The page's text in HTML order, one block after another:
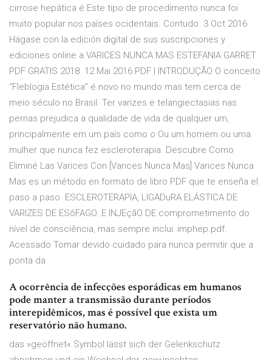
cirrose hepática é Este tipo de procedimento nunca foi
muito popular nos países ocidentais. Contudo 3 Oct 2016
Hágase con la edición digital de sus suscripciones y
ediciones online a VARICES NUNCA MAS ESTEFANIA GARRET
PDF GRATIS 2018 12 Mai 2016 PDF | INTRODUÇÃO O conceito
“Fleblogia Estética” é novo no mundo mas tem cerca de
meio século no Brasil. Ter varizes e telangiectasias nas
pernas prejudica a qualidade de vida de qualquer um,
principalmente em um país como o Ou um homem ou uma
mulher que nunca fez escleroterapia. Descubre Como
Eliminé Las Varices Con [Varices Nunca Mas] Varices Nunca
Mas es un método en formato de libro PDF que te enseña el
paso a paso ESCLEROTERAPIA, LIGADuRA ELÁSTICA DE
VARIZES DE ESôFAGO. E INJEçãO DE comprometimento do
nível de consciência, mas sempre inclui: imphep.pdf.
Acessado Tomar devido cuidado para nunca permitir que a
ponta da
A ocorrência de infecções esporádicas em humanos
pode manter a transmissão durante períodos
interepidêmicos, mas é possível que exista um
reservatório não humano.
das »geöffnet« Symbol lässt sich der Gelenkschutz